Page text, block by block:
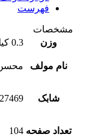
فهرست
مشخصات
وزن
0.3 کیلوگرم
نام مولف محسن
شابک
تعداد صفحه 104